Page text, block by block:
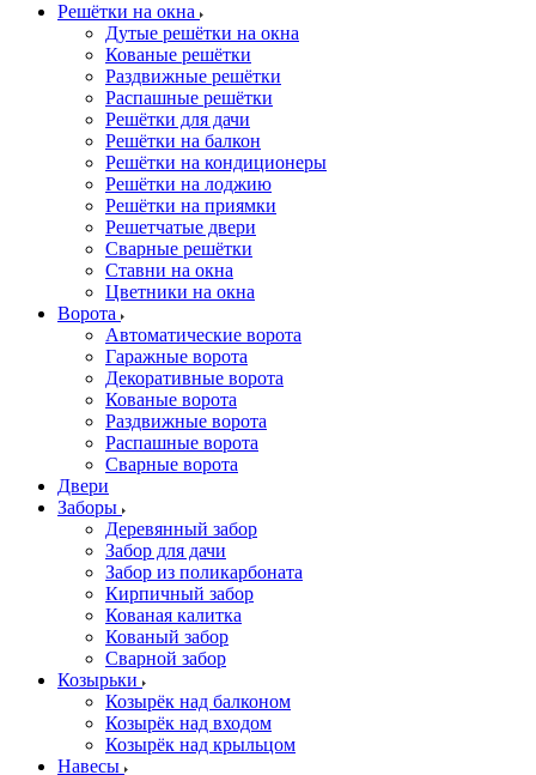
Решётки на окна
Дутые решётки на окна
Кованые решётки
Раздвижные решётки
Распашные решётки
Решётки для дачи
Решётки на балкон
Решётки на кондиционеры
Решётки на лоджию
Решётки на приямки
Решетчатые двери
Сварные решётки
Ставни на окна
Цветники на окна
Ворота
Автоматические ворота
Гаражные ворота
Декоративные ворота
Кованые ворота
Раздвижные ворота
Распашные ворота
Сварные ворота
Двери
Заборы
Деревянный забор
Забор для дачи
Забор из поликарбоната
Кирпичный забор
Кованая калитка
Кованый забор
Сварной забор
Козырьки
Козырёк над балконом
Козырёк над входом
Козырёк над крыльцом
Навесы